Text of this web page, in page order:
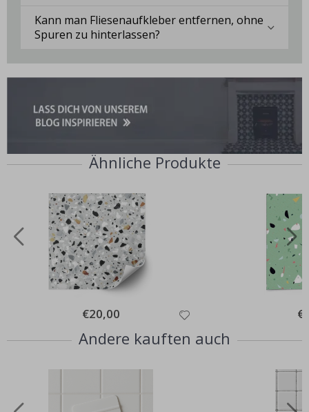
Kann man Fliesenaufkleber entfernen, ohne
Spuren zu hinterlassen?
Ähnliche Produkte
Special
Price
€20,00
Andere kauften auch